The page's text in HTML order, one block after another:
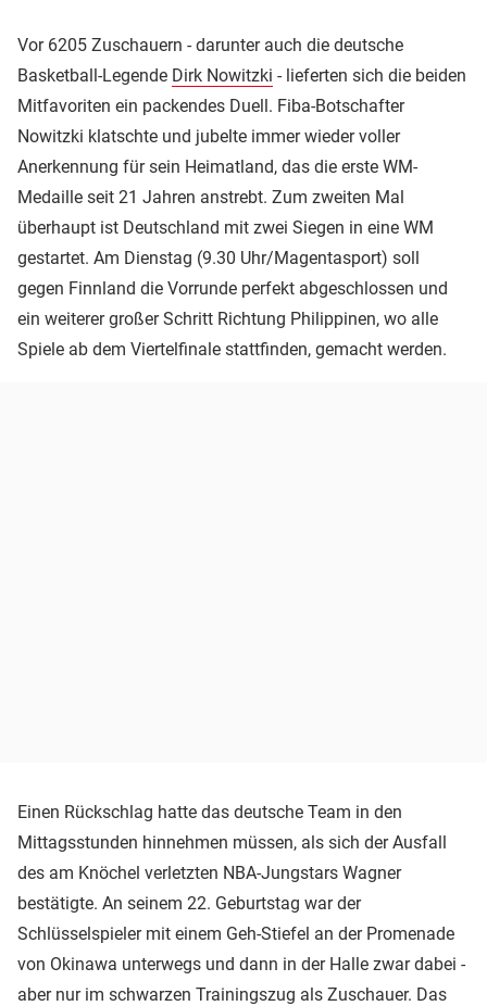
Vor 6205 Zuschauern - darunter auch die deutsche
Basketball-Legende Dirk Nowitzki - lieferten sich die beiden
Mitfavoriten ein packendes Duell. Fiba-Botschafter
Nowitzki klatschte und jubelte immer wieder voller
Anerkennung für sein Heimatland, das die erste WM-
Medaille seit 21 Jahren anstrebt. Zum zweiten Mal
überhaupt ist Deutschland mit zwei Siegen in eine WM
gestartet. Am Dienstag (9.30 Uhr/Magentasport) soll
gegen Finnland die Vorrunde perfekt abgeschlossen und
ein weiterer großer Schritt Richtung Philippinen, wo alle
Spiele ab dem Viertelfinale stattfinden, gemacht werden.
Einen Rückschlag hatte das deutsche Team in den
Mittagsstunden hinnehmen müssen, als sich der Ausfall
des am Knöchel verletzten NBA-Jungstars Wagner
bestätigte. An seinem 22. Geburtstag war der
Schlüsselspieler mit einem Geh-Stiefel an der Promenade
von Okinawa unterwegs und dann in der Halle zwar dabei -
aber nur im schwarzen Trainingszug als Zuschauer. Das